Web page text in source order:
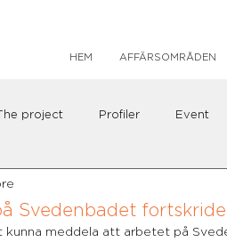
HEM AFFÄRSOMRÅDEN
project Profiler Event
Svedenbadet
kunna meddela att arbetet på